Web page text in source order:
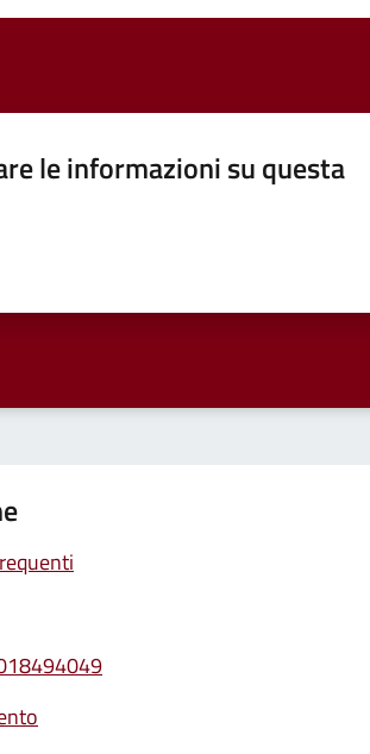
le informazioni su questa